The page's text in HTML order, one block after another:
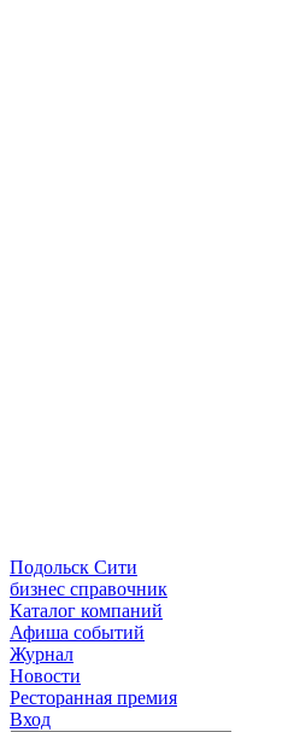
Подольск Сити
бизнес справочник
Каталог компаний
Афиша событий
Журнал
Новости
Ресторанная премия
Вход